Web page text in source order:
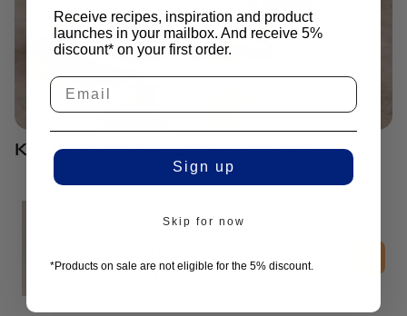
Köche kombinieren dies oft mit
$ 40.45
Receive recipes, inspiration and product
launches in your mailbox. And receive 5%
discount* on your first order.
Sign up
Skip for now
*Products on sale are not eligible for the 5% discount.